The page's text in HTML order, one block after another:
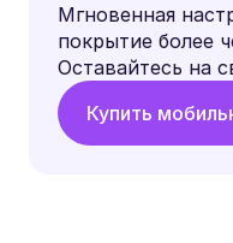
Мгновенная
покрытие более
Оставайтесь на
Купить